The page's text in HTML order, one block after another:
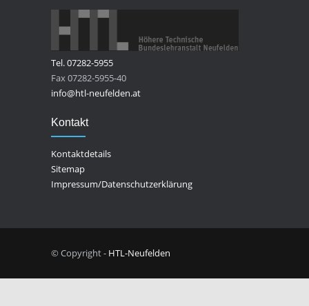
Tel. 07282-5955
Fax 07282-5955-40
info@htl-neufelden.at
Kontakt
Kontaktdetails
Sitemap
Impressum/Datenschutzerklärung
© Copyright - HTL-Neufelden